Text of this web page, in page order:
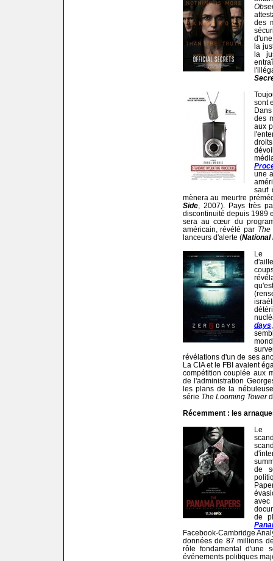
des
la
la
sont
des
aux
une
sauf
mènera au meurtre
Side, 2007). Pays très
discontinuité depuis 1989
sera au cœur du
américain, révélé par The
lanceurs d'alerte (National
Le
days
révélations d'un de ses
La CIA et le FBI avaient
compétition couplée aux
de l'administration
les plans de la
série The Looming Tower
Récemment : les
Le
de
de
Facebook-Cambridge
données de 87 millions
rôle fondamental d'une
événements politiques